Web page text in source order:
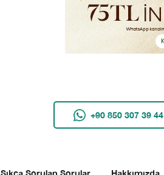
+90 850 307 39 44